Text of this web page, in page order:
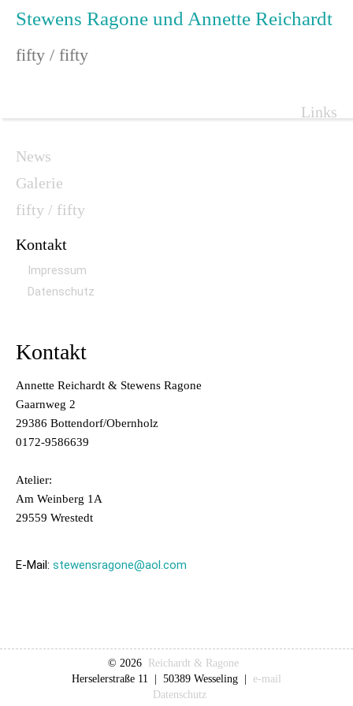
Stewens Ragone und Annette Reichardt
fifty / fifty
Links
Navigation
überspringen
News
Galerie
fifty / fifty
Kontakt
Impressum
Datenschutz
Kontakt
Annette Reichardt & Stewens Ragone
Gaarnweg 2
29386 Bottendorf/Obernholz
0172-9586639
Atelier:
Am Weinberg 1A
29559 Wrestedt
E-Mail: stewensragone@aol.com
© 2026
Reichardt & Ragone
Herselerstraße 11 | 50389 Wesseling | e-mail
Datenschutz